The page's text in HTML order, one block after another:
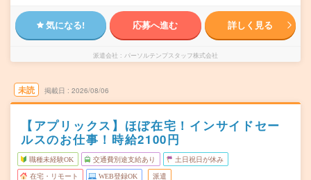
気になる! 応募へ進む 詳しく見る
派遣会社 パーソルテンプスタッフ株式会社
未読 掲載日 2026/08/06
【アプリックス】ほぼ在宅！インサイドセー
ルスのお仕事！時給2100円
職種未経験OK 交通費別途支給あり 土日祝日が休み
在宅・リモート WEB登録OK 派遣